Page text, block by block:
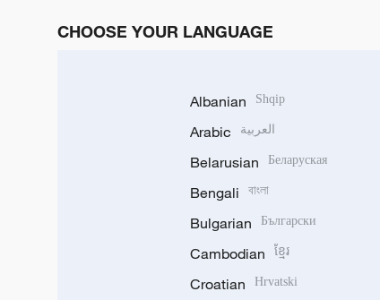
CHOOSE YOUR LANGUAGE
Albanian Shqip
Arabic العربية
Belarusian Беларуская
Bengali বাংলা
Bulgarian Български
Cambodian ខ្មែរ
Croatian Hrvatski